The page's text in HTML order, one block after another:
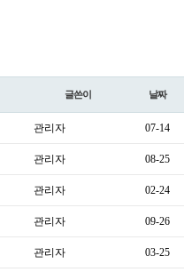
글쓴이 날짜
관리자 07-14
관리자 08-25
관리자 02-24
관리자 09-26
관리자 03-25